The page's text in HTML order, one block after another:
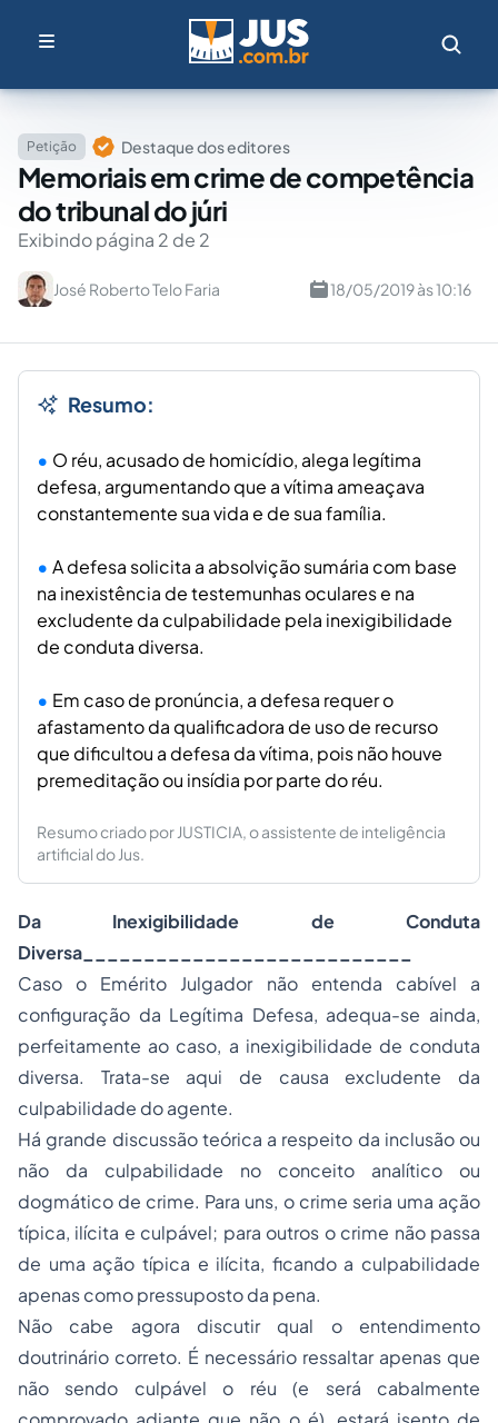
Petição Destaque dos editores
Memoriais em crime de competência
do tribunal do júri
Exibindo página 2 de 2
José Roberto Telo Faria 18/05/2019 às 10:16
Resumo:
O réu, acusado de homicídio, alega legítima
defesa, argumentando que a vítima ameaçava
constantemente sua vida e de sua família.
A defesa solicita a absolvição sumária com base
na inexistência de testemunhas oculares e na
excludente da culpabilidade pela inexigibilidade
de conduta diversa.
Em caso de pronúncia, a defesa requer o
afastamento da qualificadora de uso de recurso
que dificultou a defesa da vítima, pois não houve
premeditação ou insídia por parte do réu.
Resumo criado por JUSTICIA, o assistente de inteligência
artificial do Jus.
Da Inexigibilidade de Conduta
Diversa___________________________
Caso o Emérito Julgador não entenda cabível a
configuração da Legítima Defesa, adequa-se ainda,
perfeitamente ao caso, a inexigibilidade de conduta
diversa. Trata-se aqui de causa excludente da
culpabilidade do agente.
Há grande discussão teórica a respeito da inclusão ou
não da culpabilidade no conceito analítico ou
dogmático de crime. Para uns, o crime seria uma ação
típica, ilícita e culpável; para outros o crime não passa
de uma ação típica e ilícita, ficando a culpabilidade
apenas como pressuposto da pena.
Não cabe agora discutir qual o entendimento
doutrinário correto. É necessário ressaltar apenas que
não sendo culpável o réu (e será cabalmente